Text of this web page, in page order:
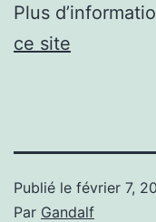
Plus
ce site
Publié le février 7,
Par Gandalf